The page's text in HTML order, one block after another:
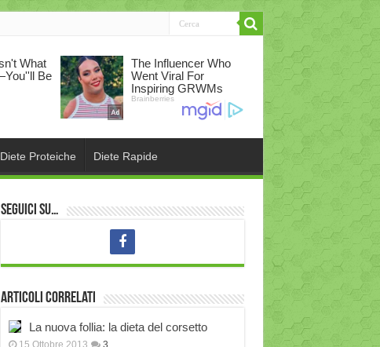
Diete Proteiche Diete Rapide
Seguici su…
Articoli correlati
La nuova follia: la dieta del corsetto
15 Ottobre 2013 3